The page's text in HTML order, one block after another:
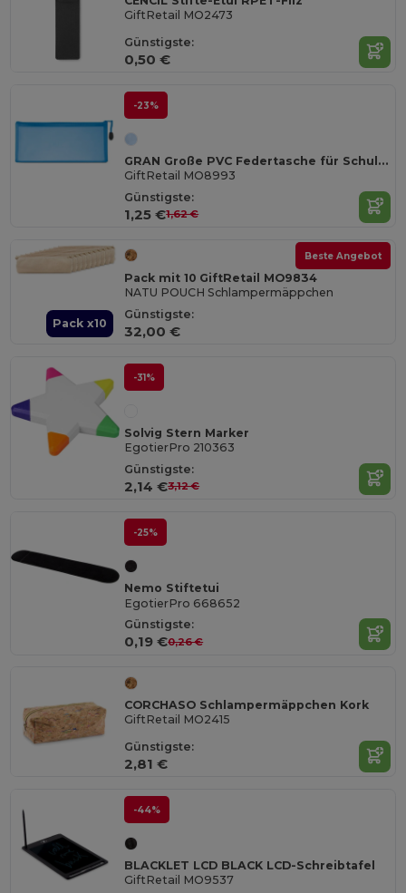
GiftRetail MO2473
Günstigste:
0,50 €
-23%
GRAN Große PVC Federtasche für Schule und Büro
GiftRetail MO8993
Günstigste:
1,25 €1,62 €
Pack x10
Beste Angebot
Pack mit 10 GiftRetail MO9834
NATU POUCH Schlampermäppchen
Günstigste:
32,00 €
-31%
Solvig Stern Marker
EgotierPro 210363
Günstigste:
2,14 €3,12 €
-25%
Nemo Stiftetui
EgotierPro 668652
Günstigste:
0,19 €0,26 €
CORCHASO Schlampermäppchen Kork
GiftRetail MO2415
Günstigste:
2,81 €
-44%
BLACKLET LCD BLACK LCD-Schreibtafel
GiftRetail MO9537